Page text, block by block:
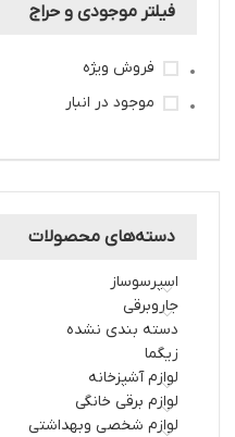
فیلتر موجودی و حراج
فروش ویژه
موجود در انبار
دسته‌های محصولات
اسپرسوساز
جاروبرقی
دسته بندی نشده
زیگما
لوازم آشپزخانه
لوازم برقی خانگی
لوازم شخصی وبهداشتی